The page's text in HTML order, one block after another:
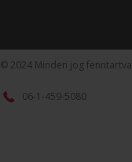
© 2024 Minden jog fenntartva
06-1-459-5080